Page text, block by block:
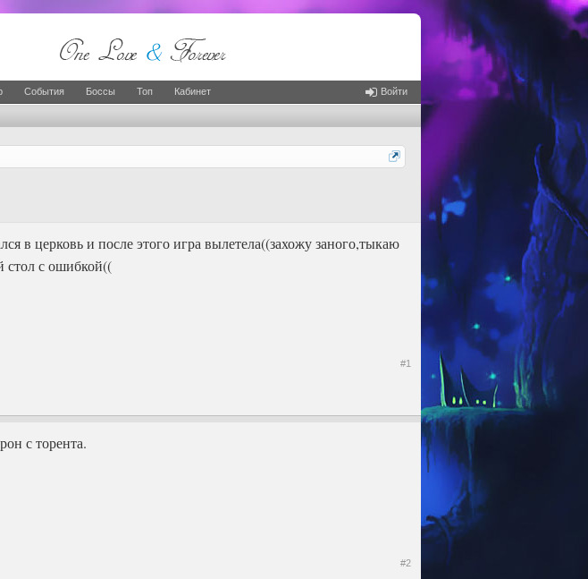
События Боссы Топ Кабинет Войти
в церковь и после этого игра вылетела((захожу заного,тыкаю
стол с ошибкой((
#1
с торента.
#2